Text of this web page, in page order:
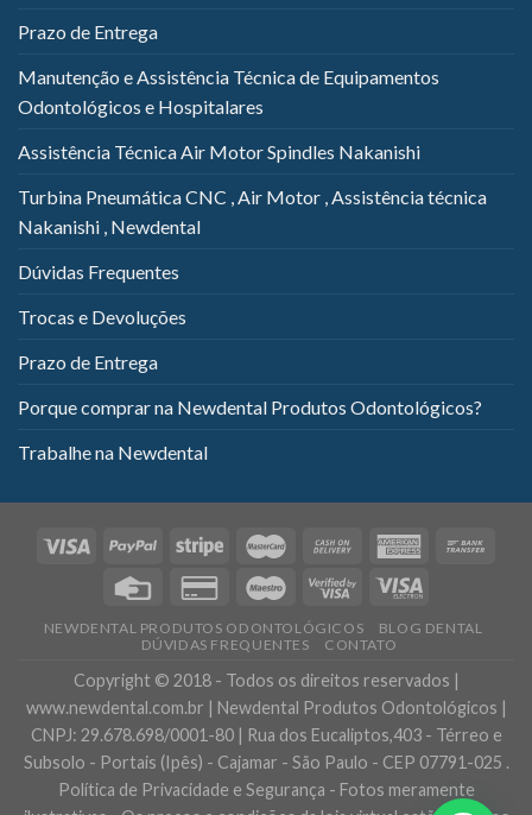
Prazo de Entrega
Manutenção e Assistência Técnica de Equipamentos
Odontológicos e Hospitalares
Assistência Técnica Air Motor Spindles Nakanishi
Turbina Pneumática CNC , Air Motor , Assistência técnica
Nakanishi , Newdental
Dúvidas Frequentes
Trocas e Devoluções
Prazo de Entrega
Porque comprar na Newdental Produtos Odontológicos?
Trabalhe na Newdental
NEWDENTAL PRODUTOS ODONTOLÓGICOS
BLOG DENTAL
DÚVIDAS FREQUENTES
CONTATO
Copyright © 2018 - Todos os direitos reservados |
www.newdental.com.br | Newdental Produtos Odontológicos |
CNPJ: 29.678.698/0001-80 | Rua dos Eucaliptos,403 - Térreo e
Subsolo - Portais (Ipês) - Cajamar - São Paulo - CEP 07791-025 .
Política de Privacidade e Segurança - Fotos meramente